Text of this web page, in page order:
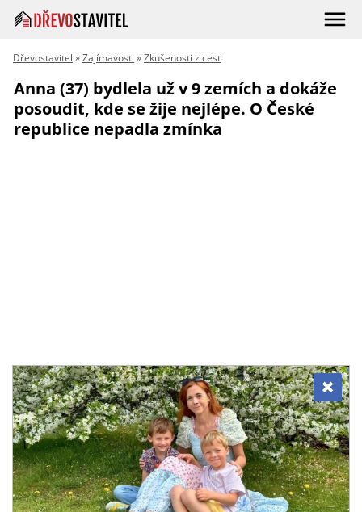
Dřevostavitel »Zajímavosti »Zkušenosti z cest
Anna (37) bydlela už v 9 zemích a dokáže
posoudit, kde se žije nejlépe. O České
republice nepadla zmínka